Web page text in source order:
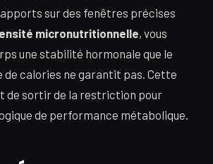
sur des fenêtres précises
micronutritionnelle, vous
une stabilité hormonale que le
calories ne garantit pas. Cette
de sortir de la restriction pour
de performance métabolique.